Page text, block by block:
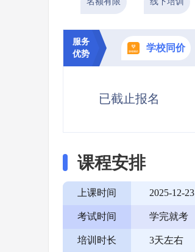
服务
优势
学校同价
已截止报名
课程安排
上课时间 2025-12-23
考试时间 学完就考
培训时长 3天左右